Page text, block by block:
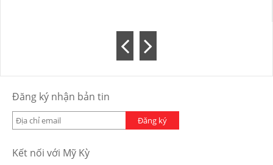
Đăng ký nhận bản tin
Đăng ký
Kết nối với Mỹ Kỳ